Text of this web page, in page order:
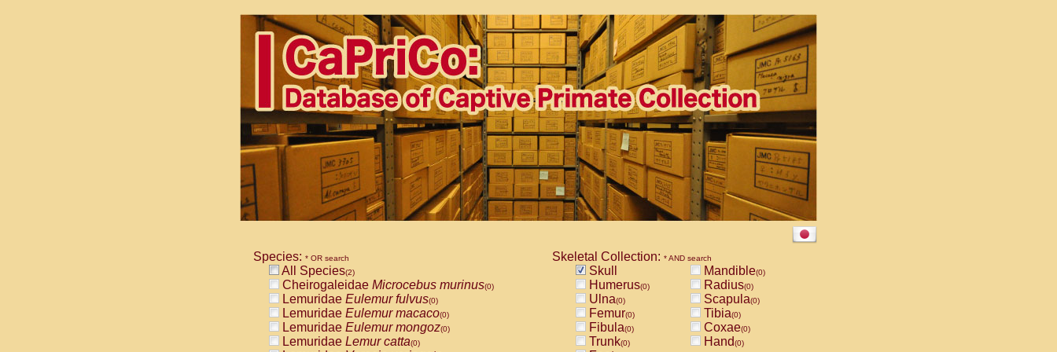
Species: * OR search
All Species(2)
Cheirogaleidae Microcebus murinus(0)
Lemuridae Eulemur fulvus(0)
Lemuridae Eulemur macaco(0)
Lemuridae Eulemur mongoz(0)
Lemuridae Lemur catta(0)
Skeletal Collection: * AND search
Skull Mandible(0)
Humerus(0) Radius(0)
Ulna(0) Scapula(0)
Femur(0) Tibia(0)
Fibula(0) Coxae(0)
Trunk(0) Hand(0)